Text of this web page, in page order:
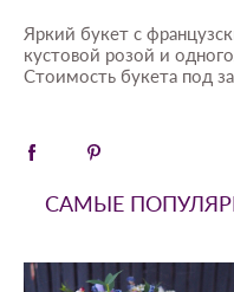
Яркий букет с
кустовой розой и
Стоимость букета под
САМЫЕ